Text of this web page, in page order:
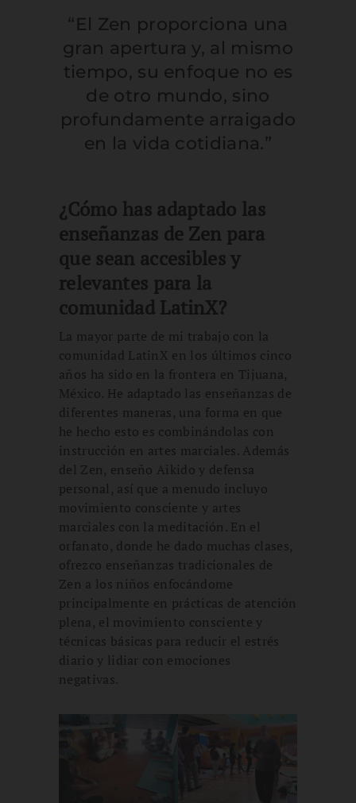
“El Zen proporciona una
gran apertura y, al mismo
tiempo, su enfoque no es
de otro mundo, sino
profundamente arraigado
en la vida cotidiana.”
¿Cómo has adaptado las
enseñanzas de Zen para
que sean accesibles y
relevantes para la
comunidad LatinX?
La mayor parte de mi trabajo con la
comunidad LatinX en los últimos cinco
años ha sido en la frontera en Tijuana,
México. He adaptado las enseñanzas de
diferentes maneras, una forma en que
he hecho esto es combinándolas con
instrucción en artes marciales. Además
del Zen, enseño Aikido y defensa
personal, así que a menudo incluyo
movimiento consciente y artes
marciales con la meditación. En el
orfanato, donde he dado muchas clases,
ofrezco enseñanzas tradicionales de
Zen a los niños enfocándome
principalmente en prácticas de atención
plena, el movimiento consciente y
técnicas básicas para reducir el estrés
diario y lidiar con emociones
negativas.